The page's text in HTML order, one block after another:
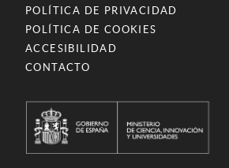
POLÍTICA DE PRIVACIDAD
POLÍTICA DE COOKIES
ACCESIBILIDAD
CONTACTO